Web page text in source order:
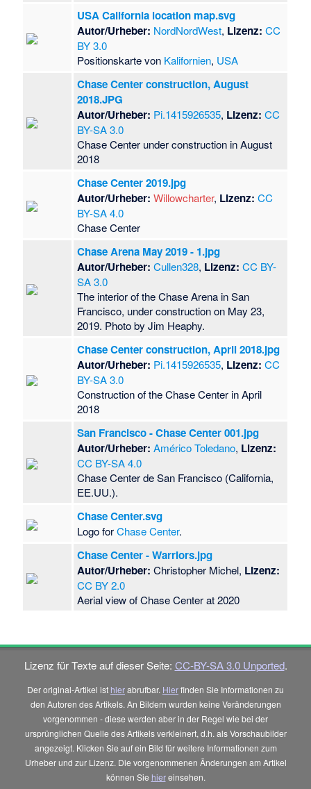
USA California location map.svg
Autor/Urheber: NordNordWest, Lizenz: CC
BY 3.0
Positionskarte von Kalifornien, USA
Chase Center construction, August
2018.JPG
Autor/Urheber: Pi.1415926535, Lizenz: CC
BY-SA 3.0
Chase Center under construction in August
2018
Chase Center 2019.jpg
Autor/Urheber: Willowcharter, Lizenz: CC
BY-SA 4.0
Chase Center
Chase Arena May 2019 - 1.jpg
Autor/Urheber: Cullen328, Lizenz: CC BY-
SA 3.0
The interior of the Chase Arena in San
Francisco, under construction on May 23,
2019. Photo by Jim Heaphy.
Chase Center construction, April 2018.jpg
Autor/Urheber: Pi.1415926535, Lizenz: CC
BY-SA 3.0
Construction of the Chase Center in April
2018
San Francisco - Chase Center 001.jpg
Autor/Urheber: Américo Toledano, Lizenz:
CC BY-SA 4.0
Chase Center de San Francisco (California,
EE.UU.).
Chase Center.svg
Logo forChase Center.
Chase Center - Warriors.jpg
Autor/Urheber: Christopher Michel, Lizenz:
CC BY 2.0
Aerial view of Chase Center at 2020
Lizenz für Texte auf dieser Seite: CC-BY-SA 3.0 Unported.
Der original-Artikel ist hierabrufbar. Hierfinden Sie Informationen zu
den Autoren des Artikels. An Bildern wurden keine Veränderungen
vorgenommen - diese werden aber in der Regel wie bei der
ursprünglichen Quelle des Artikels verkleinert, d.h. als Vorschaubilder
angezeigt. Klicken Sie auf ein Bild für weitere Informationen zum
Urheber und zur Lizenz. Die vorgenommenen Änderungen am Artikel
können Sie hiereinsehen.